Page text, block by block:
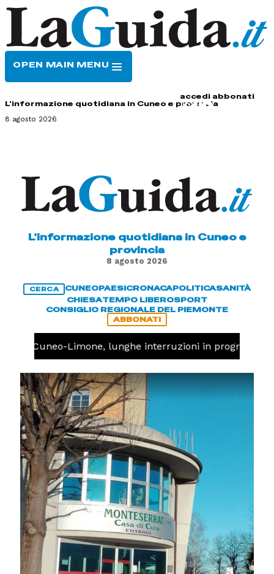
OPEN MAIN MENU
accedi abbonati
L'informazione quotidiana in Cuneo e provincia
8 agosto 2026
L'informazione quotidiana in Cuneo e
provincia
8 agosto 2026
CERCA CUNEOPAESICRONACAPOLITICASANITÀ
CHIESATEMPO LIBEROSPORT
CONSIGLIO REGIONALE DEL PIEMONTE
ABBONATI
Cuneo-Limone, lunghe interruzioni in programma